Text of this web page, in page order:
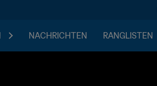
NACHRICHTEN RANGLISTEN